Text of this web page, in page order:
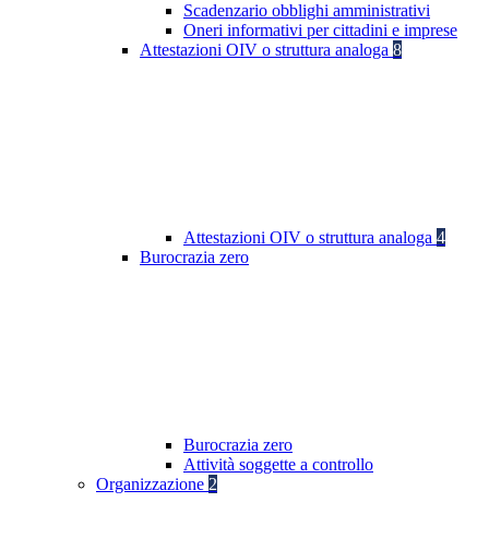
Scadenzario obblighi amministrativi
Oneri informativi per cittadini e imprese
Attestazioni OIV o struttura analoga 8
Attestazioni OIV o struttura analoga 4
Burocrazia zero
Burocrazia zero
Attività soggette a controllo
Organizzazione 2